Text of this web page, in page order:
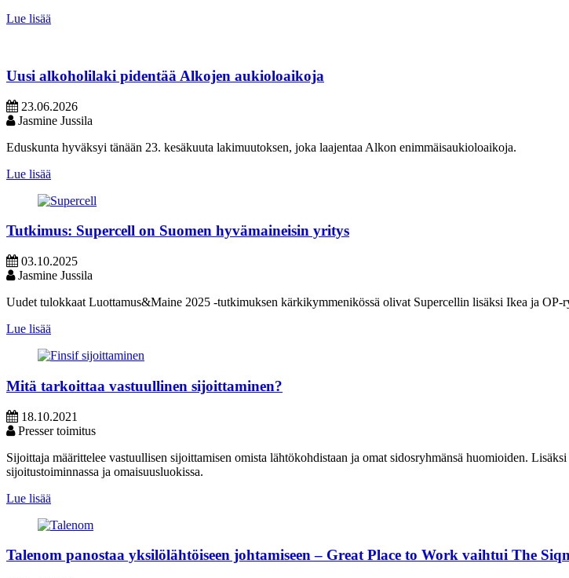
Lue lisää
Uusi alkoholilaki pidentää Alkojen aukioloaikoja
23.06.2026
Jasmine Jussila
Eduskunta hyväksyi tänään 23. kesäkuuta lakimuutoksen, joka laajentaa Alkon enimmäisaukioloaikoja.
Lue lisää
Tutkimus: Supercell on Suomen hyvämaineisin yritys
03.10.2025
Jasmine Jussila
Uudet tulokkaat Luottamus&Maine 2025 -tutkimuksen kärkikymmenikössä olivat Supercellin lisäksi Ikea ja OP-
Lue lisää
Mitä tarkoittaa vastuullinen sijoittaminen?
18.10.2021
Presser toimitus
Sijoittaja määrittelee vastuullisen sijoittamisen omista lähtökohdistaan ja omat sidosryhmänsä huomioiden.
sijoitustoiminnassa ja omaisuusluokissa.
Lue lisää
Talenom panostaa yksilölähtöiseen johtamiseen – Great Place to Work vaihtui The